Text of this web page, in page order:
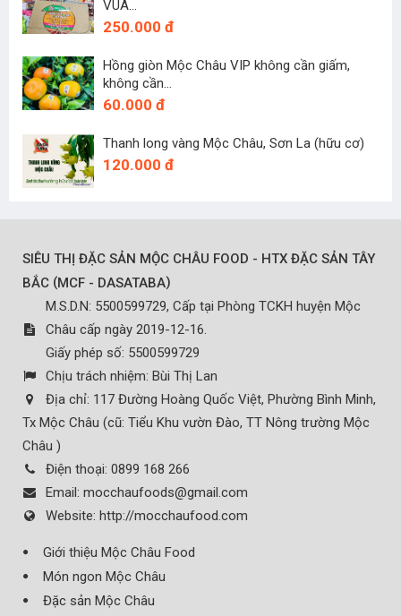
VUA...
250.000 đ
Hồng giòn Mộc Châu VIP không cần giấm,
không cần...
60.000 đ
Thanh long vàng Mộc Châu, Sơn La (hữu cơ)
120.000 đ
SIÊU THỊ ĐẶC SẢN MỘC CHÂU FOOD - HTX ĐẶC SẢN TÂY
BẮC (MCF - DASATABA)
M.S.D.N: 5500599729, Cấp tại Phòng TCKH huyện Mộc
Châu cấp ngày 2019-12-16.
Giấy phép số: 5500599729
Chịu trách nhiệm: Bùi Thị Lan
Địa chỉ: 117 Đường Hoàng Quốc Việt, Phường Bình Minh,
Tx Mộc Châu (cũ: Tiểu Khu vườn Đào, TT Nông trường Mộc
Châu )
Điện thoại: 0899 168 266
Email: mocchaufoods@gmail.com
Website: http://mocchaufood.com
Giới thiệu Mộc Châu Food
Món ngon Mộc Châu
Đặc sản Mộc Châu